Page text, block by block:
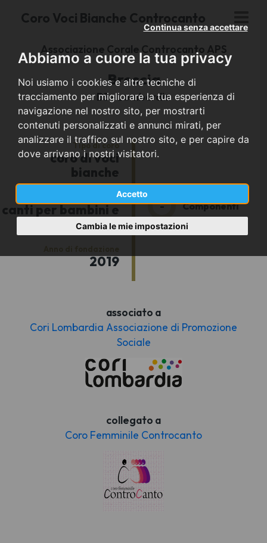
Abbiamo a cuore la tua privacy
Noi usiamo i cookies e altre tecniche di
tracciamento per migliorare la tua esperienza di
navigazione nel nostro sito, per mostrarti
contenuti personalizzati e annunci mirati, per
analizzare il traffico sul nostro sito, e per capire da
dove arrivano i nostri visitatori.
Accetto
Continua senza accettare
Cambia le mie impostazioni
Coro Voci Bianche Controcanto
Associazione Corale Controcanto APS
Brescia
BS - Lombardia
Tipo di coro
coro di voci
bianche
Repertorio prevalente
canti per bambini e
ragazzi
2019
- Componenti
associato a
Cori Lombardia Associazione di Promozione
Sociale
collegato a
Coro Femminile Controcanto